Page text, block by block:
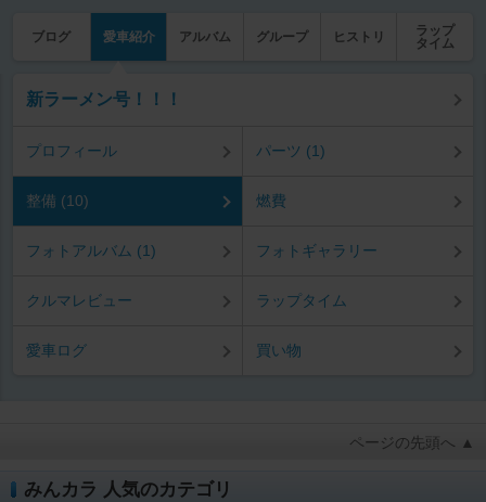
ブログ 愛車紹介 アルバム グループ ヒストリ
ラップ
タイム
新ラーメン号！！！
プロフィール パーツ (1)
整備 (10) 燃費
フォトアルバム (1) フォトギャラリー
クルマレビュー ラップタイム
愛車ログ 買い物
ページの先頭へ ▲
みんカラ 人気のカテゴリ